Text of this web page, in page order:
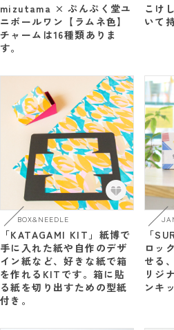
mizutama × ぷんぷく堂ユ
ニボールワン【ラムネ色】
チャームは16種類ありま
す。
こけ
いて
BOX&NEEDLE
「KATAGAMI KIT」紙博で
手に入れた紙や自作のデザ
イン紙など、好きな紙で箱
を作れるKITです。箱に貼
る紙を切り出すための型紙
付き。
「
ロッ
せる
リジ
ンキ